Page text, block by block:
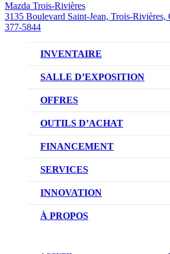
Mazda Trois-Rivières
3135 Boulevard Saint-Jean, Trois-
377-5844
INVENTAIRE
VÉHICULES NEUFS
VÉHICULES D’OCCASION
SALLE D’EXPOSITION
OFFRES
OFFRES DU
OUTILS D’ACHAT
CONFIGUREZ VOTRE
RÉSERVEZ UN ESSAI
DEMANDEZ UN PRIX
FINANCEMENT
NOTRE DIFFÉRENCE
DEMANDE DE CRÉDIT
SERVICES
NOTRE PROMESSE
PRENDRE UN RENDEZ-
INNOVATION
TECHNOLOGIE SKYACTIV
À PROPOS